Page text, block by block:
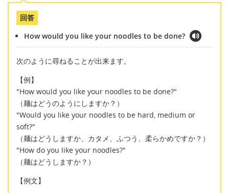
回答
How would you like your noodles to be done?
次のように尋ねることが出来ます。
【例】
"How would you like your noodles to be done?"
（麺はどうのようにしますか？）
"Would you like your noodles to be hard, medium or
soft?"
（麺はどうしますか、カタメ、ふつう、柔らかめですか？）
"How do you like your noodles?"
（麺はどうしますか？）
【例文】